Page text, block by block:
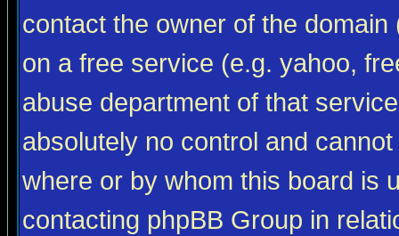
contact the owner of the
on a free service (e.g. yahoo,
abuse department of that
absolutely no control and
where or by whom this board is
contacting phpBB Group in